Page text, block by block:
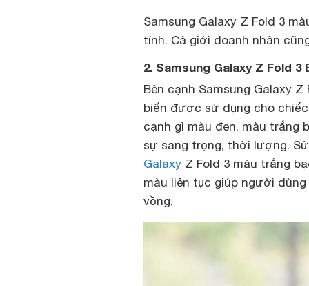
Samsung Galaxy Z Fold 3
tính. Cả giới doanh nhân
2. Samsung Galaxy Z Fold
Bên cạnh Samsung Galaxy
biến được sử dụng cho
cạnh gì màu đen, màu trắng
sự sang trọng, thời lượng.
Galaxy Z Fold 3 màu trắng
màu liên tục giúp người
vồng.